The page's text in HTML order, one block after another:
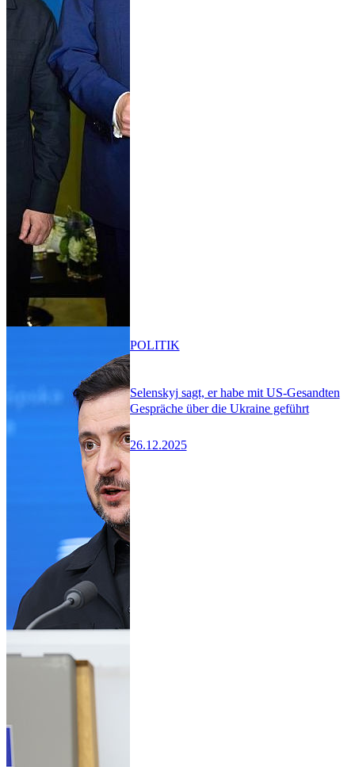
Selenskyj sagt, er habe mit US-Gesandten
Gespräche über die Ukraine geführt
26.12.2025
POLITIK